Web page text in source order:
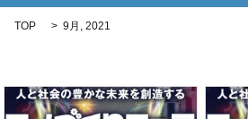
TOP 9月, 2021